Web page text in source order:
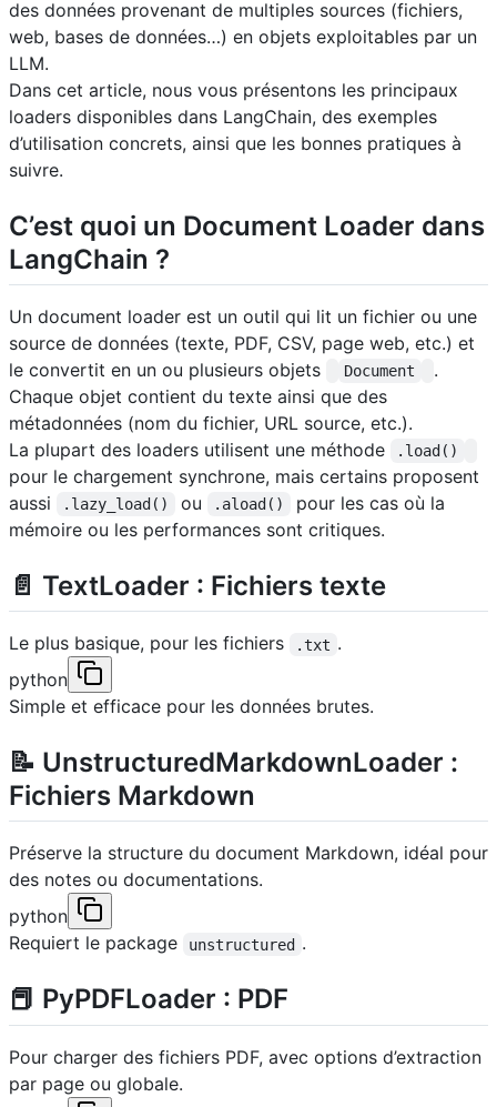
des données provenant de multiples sources (fichiers,
web, bases de données…) en objets exploitables par un
LLM.
Dans cet article, nous vous présentons les principaux
loaders disponibles dans LangChain, des exemples
d’utilisation concrets, ainsi que les bonnes pratiques à
suivre.
C’est quoi un Document Loader dans
LangChain ?
Un document loader est un outil qui lit un fichier ou une
source de données (texte, PDF, CSV, page web, etc.) et
le convertit en un ou plusieurs objets
Document
.
Chaque objet contient du texte ainsi que des
métadonnées (nom du fichier, URL source, etc.).
La plupart des loaders utilisent une méthode
.load()
pour le chargement synchrone, mais certains proposent
aussi
.lazy_load() ou .aload()
pour les cas où la
mémoire ou les performances sont critiques.
📄 TextLoader : Fichiers texte
Le plus basique, pour les fichiers .txt .
python
Simple et efficace pour les données brutes.
📝 UnstructuredMarkdownLoader :
Fichiers Markdown
Préserve la structure du document Markdown, idéal pour
des notes ou documentations.
python
Requiert le package
unstructured .
📕 PyPDFLoader : PDF
Pour charger des fichiers PDF, avec options d’extraction
par page ou globale.